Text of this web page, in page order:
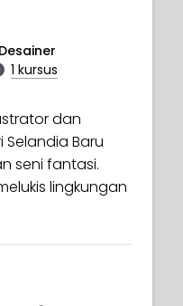
1 kursus
dan
Baru
seni fantasi.
lingkungan